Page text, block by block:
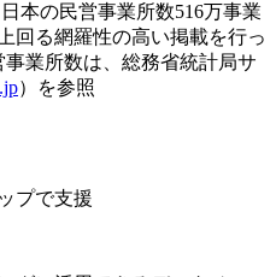
本の民営事業所数516万事業
回る網羅性の高い掲載を行っ
業所数は、総務省統計局サ
）を参照
プで支援